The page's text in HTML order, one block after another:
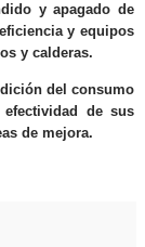
y apagado de
y equipos
y calderas.
del consumo
de sus
de mejora.